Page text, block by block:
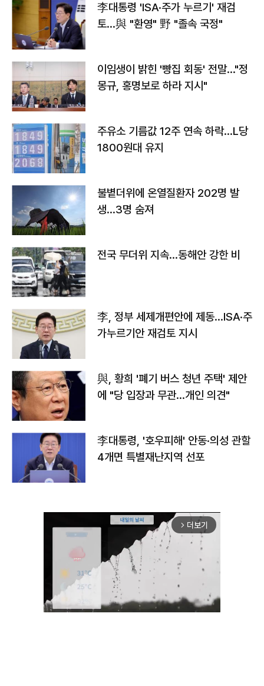
李대통령 'ISA·주가 누르기' 재검
토…與 "환영" 野 "졸속 국정"
이임생이 밝힌 '빵집 회동' 전말…"정
몽규, 홍명보로 하라 지시"
주유소 기름값 12주 연속 하락…L당
1800원대 유지
불볕더위에 온열질환자 202명 발
생…3명 숨져
전국 무더위 지속…동해안 강한 비
李, 정부 세제개편안에 제동…ISA·주
가누르기안 재검토 지시
與, 황희 '폐기 버스 청년 주택' 제안
에 "당 입장과 무관…개인 의견"
李대통령, '호우피해' 안동·의성 관할
4개면 특별재난지역 선포
arrow_forward_ios 더보기